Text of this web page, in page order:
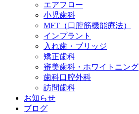
エアフロー
小児歯科
MFT（口腔筋機能療法）
インプラント
入れ歯・ブリッジ
矯正歯科
審美歯科・ホワイトニング
歯科口腔外科
訪問歯科
お知らせ
ブログ